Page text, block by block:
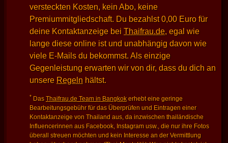
versteckten Kosten, kein Abo, keine
Premiummitgliedschaft. Du bezahlst 0,00 Euro für
deine Kontaktanzeige bei Thaifrau.de, egal wie
lange diese online ist und unabhängig davon wie
viele E-Mails du bekommst. Als einzige
Gegenleistung erwarten wir von dir, dass du dich an
unsere Regeln hältst.
* Das Thaifrau.de Team in Bangkok erhebt eine geringe
Bearbeitungsgebühr für das Überprüfen und Eintragen einer
Kontaktanzeige von Thailand aus, da inzwischen thailändische
Influencerinnen aus Facebook, Instagram usw., die nur ihre Fotos
überall streuen möchten und kein Interesse an der Vermittlung